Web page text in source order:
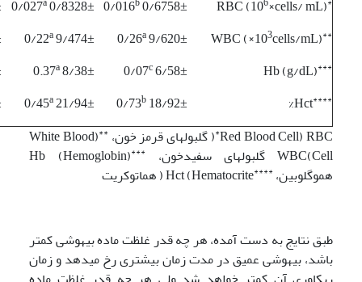
RBC (10 ×cells/ mL)
0/6758± 0/016
0/8328± 0/027
**
WBC (×103cells/mL)
9/620± 0/26
a
9/474± 0/22
a
***
Hb (g/dL)
6/58± 0/07
c
8/38± 0.37
a
****
Hct%
18/92± 0/73
b
21/94± 0/45
a
Red Blood Cell) RBC
*­( گلبول­های قرمز خون،**
­(White Blood
Cell)WBC
گلبول­های سفیدخون­،***
­Hb (Hemoglobin)
هموگلوبین،****Hematocrite) Hct ( هماتوکریت
طبق نتایج به دست آمده، هر چه قدر غلظت ماده بیهوشی کمتر
باشد، بیهوشی عمیق در مدت زمان بیشتری رخ می­دهد و زمان